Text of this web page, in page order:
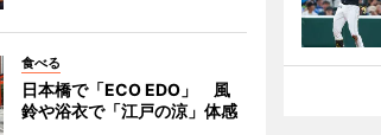
食べる
日本橋で「ECO EDO」 風
鈴や浴衣で「江戸の涼」体感